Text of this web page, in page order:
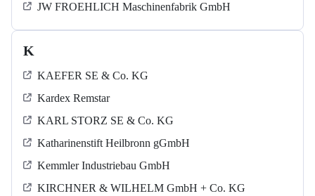
JW FROEHLICH Maschinenfabrik GmbH
K
KAEFER SE & Co. KG
Kardex Remstar
KARL STORZ SE & Co. KG
Katharinenstift Heilbronn gGmbH
Kemmler Industriebau GmbH
KIRCHNER & WILHELM GmbH + Co. KG